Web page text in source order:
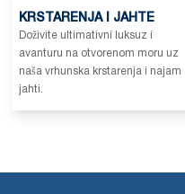
KRSTARENJA I JAHTE
Doživite ultimativni luksuz i
avanturu na otvorenom moru uz
naša vrhunska krstarenja i najam
jahti.